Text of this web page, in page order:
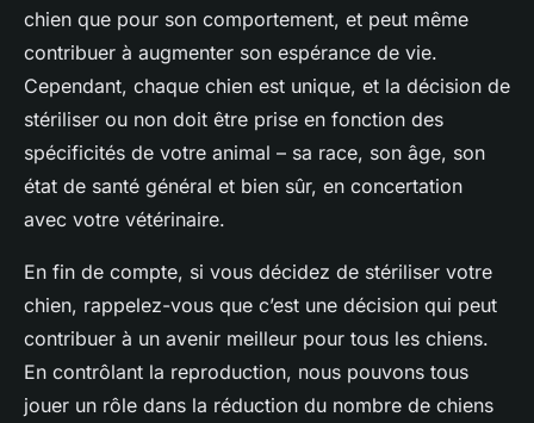
chien que pour son comportement, et peut même
contribuer à augmenter son espérance de vie.
Cependant, chaque chien est unique, et la décision de
stériliser ou non doit être prise en fonction des
spécificités de votre animal – sa race, son âge, son
état de santé général et bien sûr, en concertation
avec votre vétérinaire.
En fin de compte, si vous décidez de stériliser votre
chien, rappelez-vous que c’est une décision qui peut
contribuer à un avenir meilleur pour tous les chiens.
En contrôlant la reproduction, nous pouvons tous
jouer un rôle dans la réduction du nombre de chiens